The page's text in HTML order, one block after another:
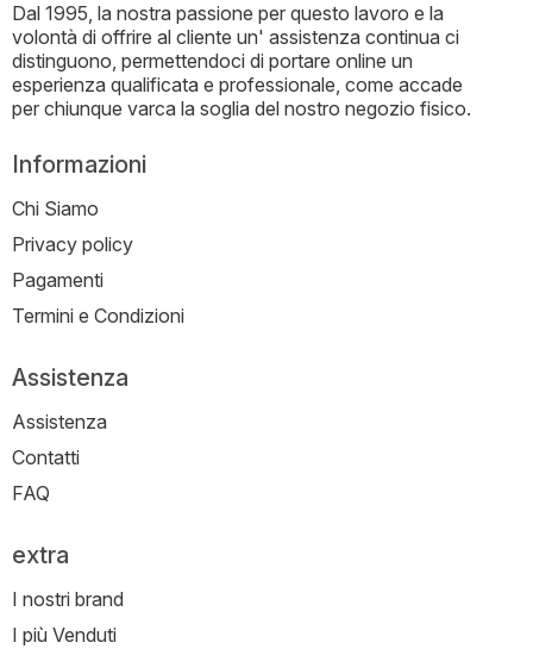
Dal 1995, la nostra passione per questo lavoro e la
volontà di offrire al cliente un' assistenza continua ci
distinguono, permettendoci di portare online un
esperienza qualificata e professionale, come accade
per chiunque varca la soglia del nostro negozio fisico.
Informazioni
Chi Siamo
Privacy policy
Pagamenti
Termini e Condizioni
Assistenza
Assistenza
Contatti
FAQ
extra
I nostri brand
I più Venduti